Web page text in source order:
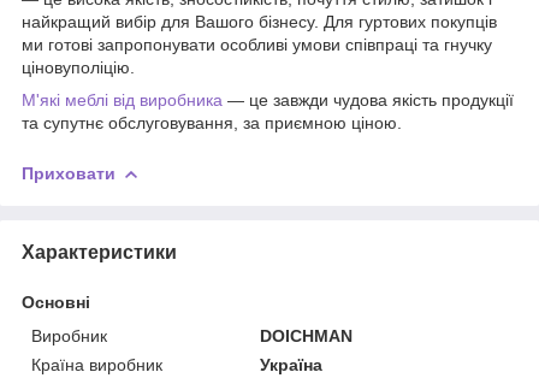
найкращий вибір для Вашого бізнесу. Для гуртових покупців
ми готові запропонувати особливі умови співпраці та гнучку
ціновуполіцію.
М'які меблі від виробника — це завжди чудова якість продукції
та супутнє обслуговування, за приємною ціною.
Приховати
Характеристики
Основні
Виробник
DOICHMAN
Країна виробник
Україна